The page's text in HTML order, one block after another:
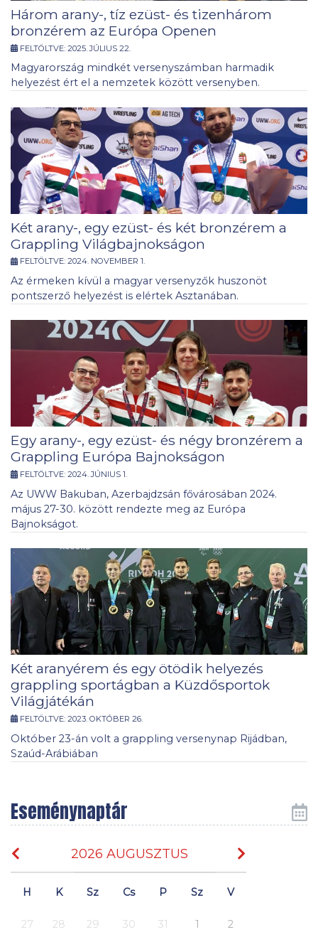
Három arany-, tíz ezüst- és tizenhárom
bronzérem az Európa Openen
FELTÖLTVE: 2025. JÚLIUS 22.
Magyarország mindkét versenyszámban harmadik
helyezést ért el a nemzetek között versenyben.
Két arany-, egy ezüst- és két bronzérem a
Grappling Világbajnokságon
FELTÖLTVE: 2024. NOVEMBER 1.
Az érmeken kívül a magyar versenyzők huszonöt
pontszerző helyezést is elértek Asztanában.
Egy arany-, egy ezüst- és négy bronzérem a
Grappling Európa Bajnokságon
FELTÖLTVE: 2024. JÚNIUS 1.
Az UWW Bakuban, Azerbajdzsán fővárosában 2024.
május 27-30. között rendezte meg az Európa
Bajnokságot.
Két aranyérem és egy ötödik helyezés
grappling sportágban a Küzdősportok
Világjátékán
FELTÖLTVE: 2023. OKTÓBER 26.
Október 23-án volt a grappling versenynap Rijádban,
Szaúd-Arábiában
Eseménynaptár
2026 AUGUSZTUS
H K Sz Cs P Sz V
27 28 29 30 31 1
2